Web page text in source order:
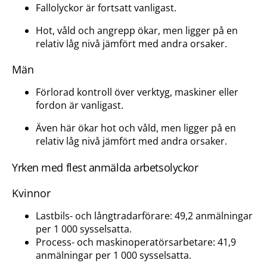
Fallolyckor är fortsatt vanligast.
Hot, våld och angrepp ökar, men ligger på en
relativ låg nivå jämfört med andra orsaker.
Män
Förlorad kontroll över verktyg, maskiner eller
fordon är vanligast.
Även här ökar hot och våld, men ligger på en
relativ låg nivå jämfört med andra orsaker.
Yrken med flest anmälda arbetsolyckor
Kvinnor
Lastbils- och långtradarförare: 49,2 anmälningar
per 1 000 sysselsatta.
Process- och maskinoperatörsarbetare: 41,9
anmälningar per 1 000 sysselsatta.